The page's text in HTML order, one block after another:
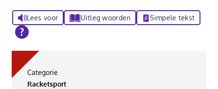
Lees voor Uitleg woorden Simpele tekst
Categorie
Racketsport